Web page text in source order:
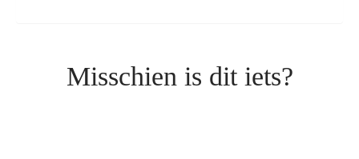
Misschien is dit iets?